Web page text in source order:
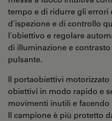
tempo e di ridurre gli errori
d'ispezione e di controllo
l'obiettivo e regolare
di illuminazione e
pulsante.
Il portaobiettivi
obiettivi in modo rapido e
movimenti inutili e
Il campione è più protetto